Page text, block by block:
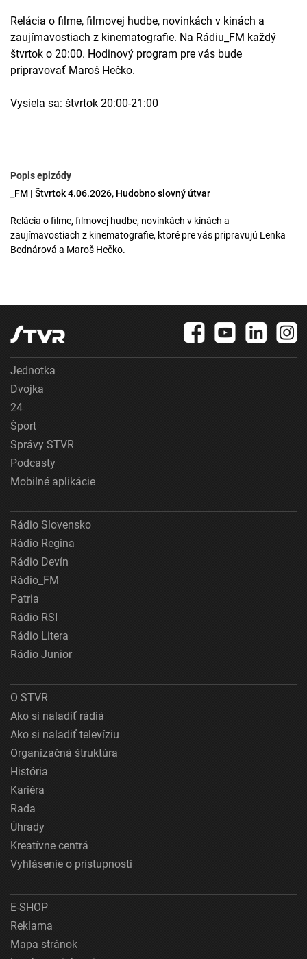
Relácia o filme, filmovej hudbe, novinkách v kinách a
zaujímavostiach z kinematografie. Na Rádiu_FM každý
štvrtok o 20:00. Hodinový program pre vás bude
pripravovať Maroš Hečko.
Vysiela sa: štvrtok 20:00-21:00
Popis epizódy
_FM | Štvrtok 4.06.2026, Hudobno slovný útvar
Relácia o filme, filmovej hudbe, novinkách v kinách a
zaujímavostiach z kinematografie, ktoré pre vás pripravujú Lenka
Bednárová a Maroš Hečko.
Jednotka
Dvojka
24
Šport
Správy STVR
Podcasty
Mobilné aplikácie
Rádio Slovensko
Rádio Regina
Rádio Devín
Rádio_FM
Patria
Rádio RSI
Rádio Litera
Rádio Junior
O STVR
Ako si naladiť rádiá
Ako si naladiť televíziu
Organizačná štruktúra
História
Kariéra
Rada
Úhrady
Kreatívne centrá
Vyhlásenie o prístupnosti
E-SHOP
Reklama
Mapa stránok